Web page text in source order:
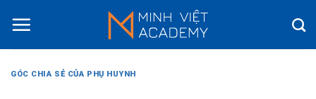
GÓC CHIA SẺ CỦA PHỤ HUYNH